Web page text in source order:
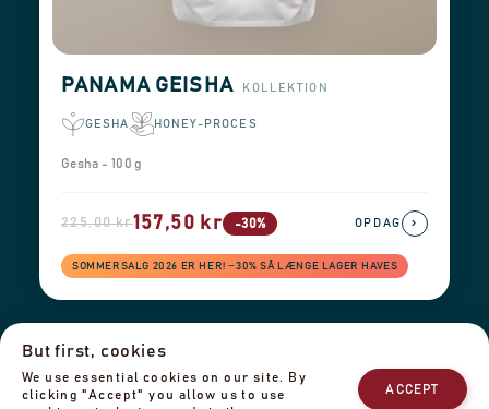
PANAMA GEISHA KOLLEKTION
GESHA HONEY-PROCES
Gesha - 100 g
225,00 kr157,50 kr -30%
SOMMERSALG 2026 ER HER! −30% SÅ LÆNGE LAGER HAVES
OPDAG ›
Leveringsinformation
Privatlivspolitik
Vores team Kontakt os
But first, cookies
We use essential cookies on our site. By
clicking "Accept" you allow us to use
ACCEPT